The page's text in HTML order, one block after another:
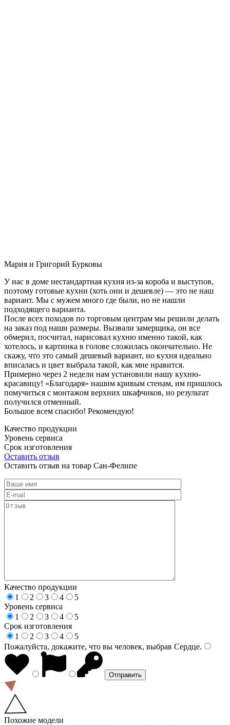
Мария и Григорий Бурковы
У нас в доме нестандартная кухня из-за короба и выступов,
поэтому готовые кухни (хоть они и дешевле) — это не наш
вариант. Мы с мужем много где были, но не нашли
подходящего варианта.
После всех походов по торговым центрам мы решили делать
на заказ под наши размеры. Вызвали замерщика, он все
обмерил, посчитал, нарисовал кухню именно такой, как
хотелось, и картинка в голове сложилась окончательно. Не
скажу, что это самый дешевый вариант, но кухня идеально
вписалась и цвет выбрала такой, как мне нравится.
Примерно через 2 недели нам установили нашу кухню-
красавицу! «Благодаря» нашим кривым стенам, им пришлось
помучиться с монтажом верхних шкафчиков, но результат
получился отменный.
Большое всем спасибо! Рекомендую!
Качество продукции
Уровень сервиса
Срок изготовления
Оставить отзыв
Оставить отзыв на товар Сан-Фелипе
Качество продукции
1
2 3 4
5
Уровень сервиса
1
2 3 4
5
Срок изготовления
1
2 3 4
5
Пожалуйста, докажите, что вы человек, выбрав Сердце.
Похожие модели